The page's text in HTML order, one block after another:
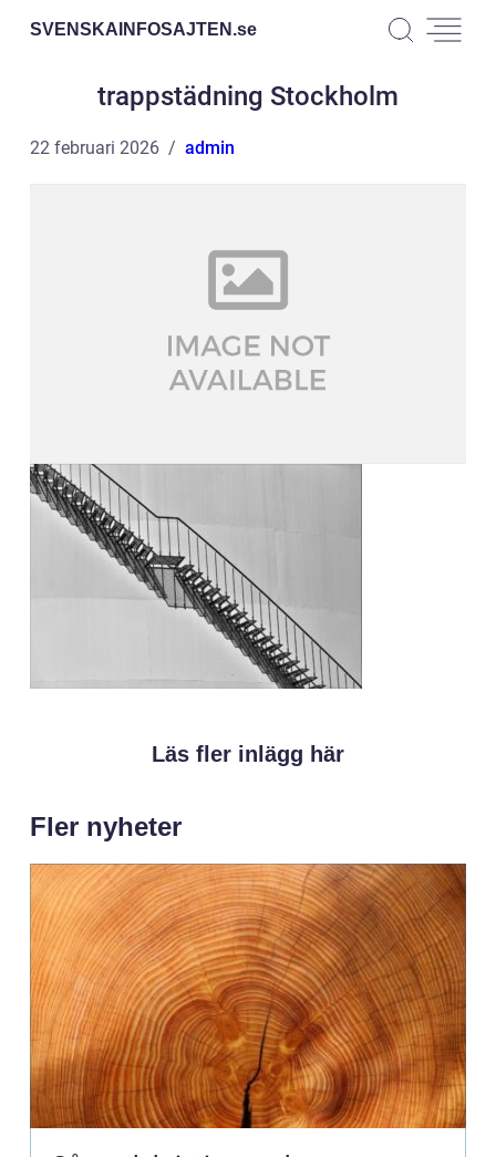
SVENSKAINFOSAJTEN.se
trappstädning Stockholm
22 februari 2026 admin
Läs fler inlägg här
Fler nyheter